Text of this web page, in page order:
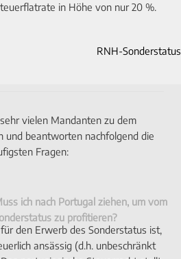
in Höhe von nur 20 %.
vielen Mandanten zu dem
und beantworten nachfolgend die
Fragen:
ich nach Portugal ziehen, um vom
zu profitieren?
den Erwerb des Sonderstatus ist,
ansässig (d.h. unbeschränkt